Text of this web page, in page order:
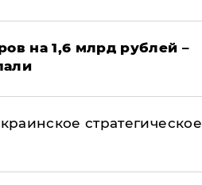
на 1,6 млрд рублей –
стратегическое